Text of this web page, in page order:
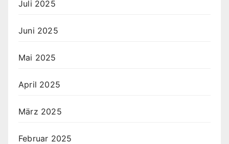
Juli 2025
Juni 2025
Mai 2025
April 2025
März 2025
Februar 2025